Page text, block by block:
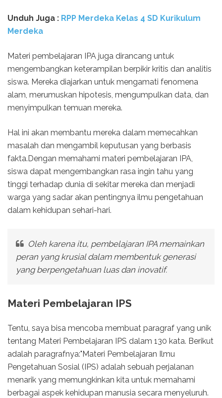
Unduh Juga : RPP Merdeka Kelas 4 SD Kurikulum
Merdeka
Materi pembelajaran IPA juga dirancang untuk
mengembangkan keterampilan berpikir kritis dan analitis
siswa. Mereka diajarkan untuk mengamati fenomena
alam, merumuskan hipotesis, mengumpulkan data, dan
menyimpulkan temuan mereka.
Hal ini akan membantu mereka dalam memecahkan
masalah dan mengambil keputusan yang berbasis
fakta.Dengan memahami materi pembelajaran IPA,
siswa dapat mengembangkan rasa ingin tahu yang
tinggi terhadap dunia di sekitar mereka dan menjadi
warga yang sadar akan pentingnya ilmu pengetahuan
dalam kehidupan sehari-hari.
Oleh karena itu, pembelajaran IPA memainkan
peran yang krusial dalam membentuk generasi
yang berpengetahuan luas dan inovatif.
Materi Pembelajaran IPS
Tentu, saya bisa mencoba membuat paragraf yang unik
tentang Materi Pembelajaran IPS dalam 130 kata. Berikut
adalah paragrafnya:"Materi Pembelajaran Ilmu
Pengetahuan Sosial (IPS) adalah sebuah perjalanan
menarik yang memungkinkan kita untuk memahami
berbagai aspek kehidupan manusia secara menyeluruh.